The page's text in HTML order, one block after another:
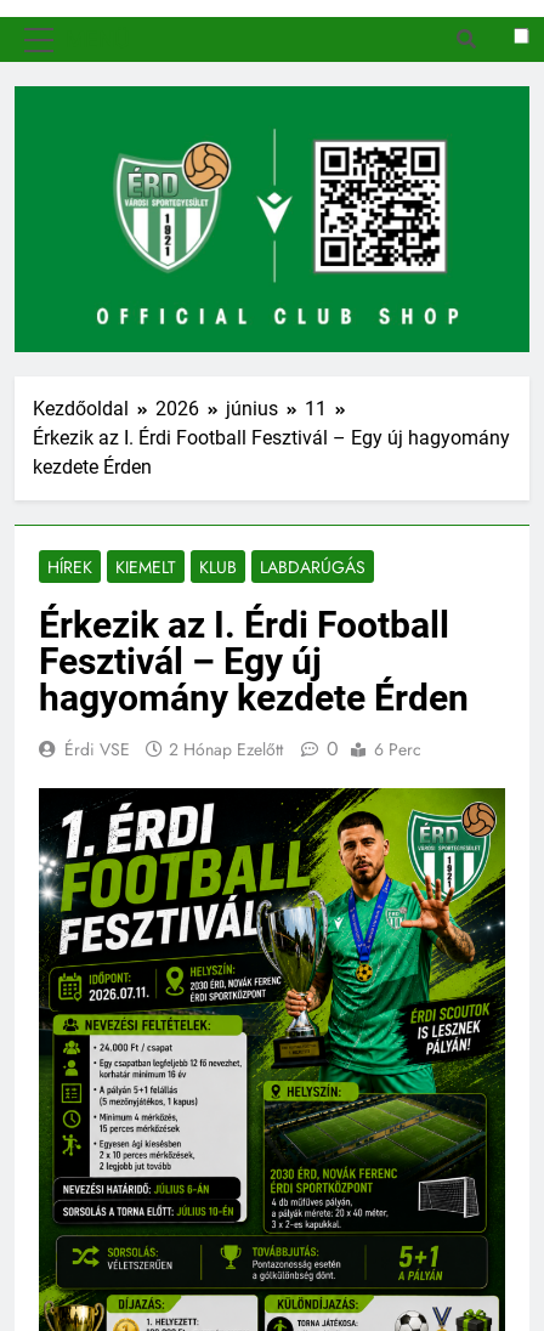
Kezdőoldal 2026 június
11
Érkezik az I. Érdi Football Fesztivál – Egy új hagyomány
kezdete Érden
HÍREK KIEMELT KLUB LABDARÚGÁS
Érkezik az I. Érdi Football
Fesztivál – Egy új
hagyomány kezdete Érden
Érdi VSE 2 Hónap Ezelőtt 0 6 Perc